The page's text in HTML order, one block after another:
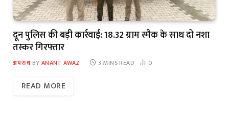
दून पुलिस की बड़ी कार्रवाई: 18.32 ग्राम स्मैक के साथ दो नशा
तस्कर गिरफ्तार
अपराध BY ANANT AWAZ 3 MINS READ 0
READ MORE